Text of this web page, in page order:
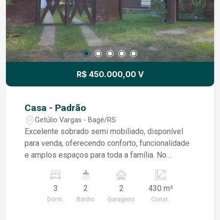
R$ 450.000,00 V
Casa - Padrão
Getúlio Vargas - Bagé/RS
Excelente sobrado semi mobiliado, disponível
para venda, oferecendo conforto, funcionalidade
e amplos espaços para toda a família. No
estar, um dormitório com closet ou banheiro,
banheiro social e uma espaçosa cozinha
equipada com lareira e móveis modulados,
3
Dorm.
2
Banho
2
Garagens
430 m²
Const.